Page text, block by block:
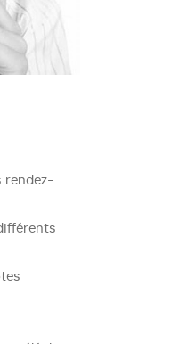
rendez-